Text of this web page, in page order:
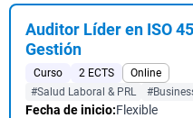
Auditor Líder en ISO
Gestión
Curso 2 ECTS
Online
#Salud Laboral & PRL
Fecha de inicio:Flexible